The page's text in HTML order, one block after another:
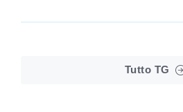
Tutto TG